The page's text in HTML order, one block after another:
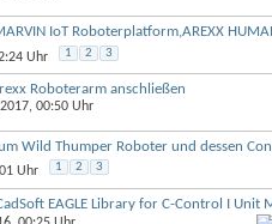
IoT Roboterplatform,AREXX
Uhr 1 2 3
Roboterarm anschließen
00:50 Uhr
Wild Thumper Roboter und dessen
Uhr 1 2 3
EAGLE Library for C-Control I Unit